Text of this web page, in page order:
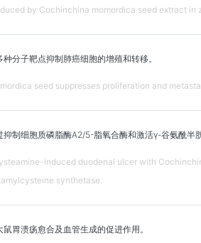
by Cochinchina momordica seed extract in
分子靶点抑制肺癌细胞的增殖和转移。
seed suppresses proliferation and
抑制细胞质磷脂酶A2/5-脂氧合酶和激活γ-谷氨酰半
induced duodenal ulcer with
synthetase.
胃溃疡愈合及血管生成的促进作用。